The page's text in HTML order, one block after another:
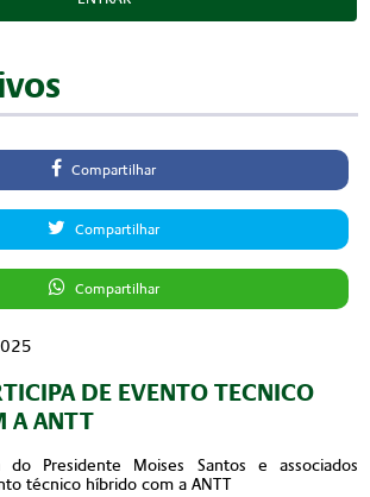
Compartilhar
Compartilhar
Compartilhar
DE EVENTO TECNICO
A ANTT
do Presidente Moises Santos e associados
técnico híbrido com a ANTT